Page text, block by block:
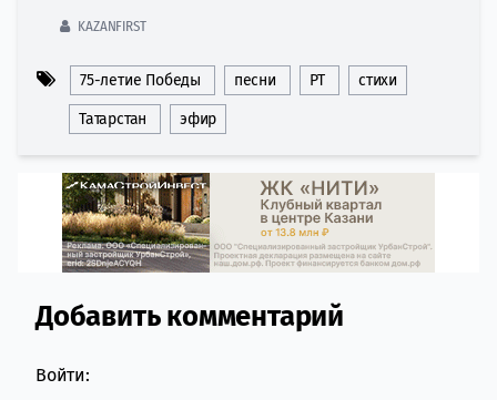
KAZANFIRST
75-летие Победы песни РТ стихи
Татарстан эфир
Comment section
Добавить комментарий
Войти: